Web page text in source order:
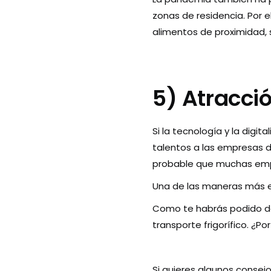
zonas de residencia. Por
alimentos de proximidad,
5)
Si la tecnología y la
talentos a las empresas
probable que muchas
Una de las maneras
Como te habrás podido
transporte frigorífico.